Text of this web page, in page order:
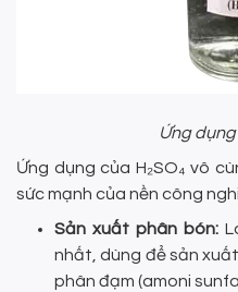
Ứng
Ứng dụng của H₂SO₄ vô
sức mạnh của nền công
Sản xuất phân bón:
nhất, dùng để sản
phân đạm (amoni